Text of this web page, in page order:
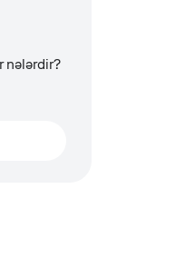
nələrdir?